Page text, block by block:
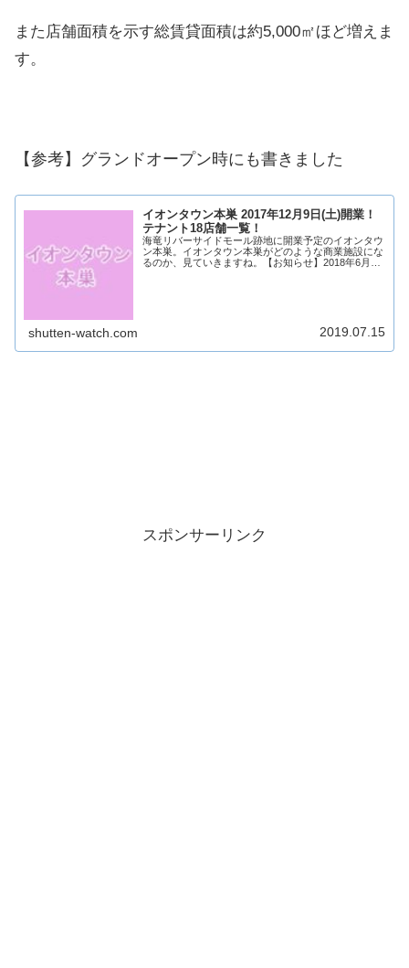
また店舗面積を示す総賃貸面積は約5,000㎡ほど増えま
す。
【参考】グランドオープン時にも書きました
イオンタウン本巣 2017年12月9日(土)開業！
テナント18店舗一覧！
海竜リバーサイドモール跡地に開業予定のイオンタウ
ン本巣。イオンタウン本巣がどのような商業施設にな
るのか、見ていきますね。【お知らせ】2018年6月1
shutten-watch.com 2019.07.15
スポンサーリンク